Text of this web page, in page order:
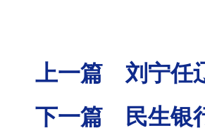
上一篇 刘宁任
下一篇 民生银